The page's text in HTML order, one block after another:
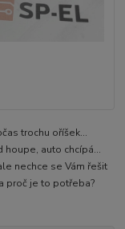
trochu oříšek...
auto chcípá...
nechce se Vám řešit
proč je to potřeba?